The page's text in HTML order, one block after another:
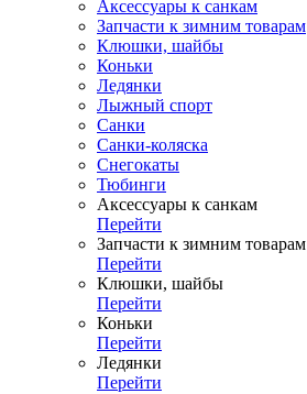
Аксессуары к санкам
Запчасти к зимним товарам
Клюшки, шайбы
Коньки
Ледянки
Лыжный спорт
Санки
Санки-коляска
Снегокаты
Тюбинги
Аксессуары к санкам
Перейти
Запчасти к зимним товарам
Перейти
Клюшки, шайбы
Перейти
Коньки
Перейти
Ледянки
Перейти